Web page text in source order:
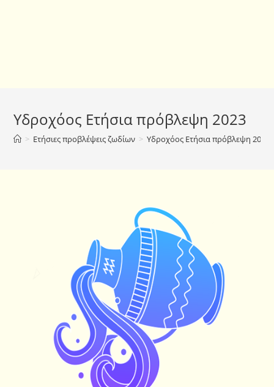
Υδροχόος Ετήσια πρόβλεψη 2023
> Ετήσιες προβλέψεις ζωδίων > Υδροχόος Ετήσια πρόβλεψη 2023